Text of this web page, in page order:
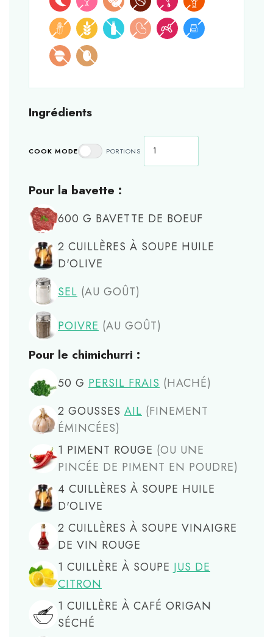
Ingrédients
COOK MODE PORTIONS
Pour la bavette :
600 G BAVETTE DE BOEUF
2 CUILLÈRES À SOUPE HUILE
D'OLIVE
SEL (AU GOÛT)
POIVRE (AU GOÛT)
Pour le chimichurri :
50 G PERSIL FRAIS (HACHÉ)
2 GOUSSES AIL (FINEMENT
ÉMINCÉES)
1 PIMENT ROUGE (OU UNE
PINCÉE DE PIMENT EN POUDRE)
4 CUILLÈRES À SOUPE HUILE
D'OLIVE
2 CUILLÈRES À SOUPE VINAIGRE
DE VIN ROUGE
1 CUILLÈRE À SOUPE JUS DE
CITRON
1 CUILLÈRE À CAFÉ ORIGAN
SÉCHÉ